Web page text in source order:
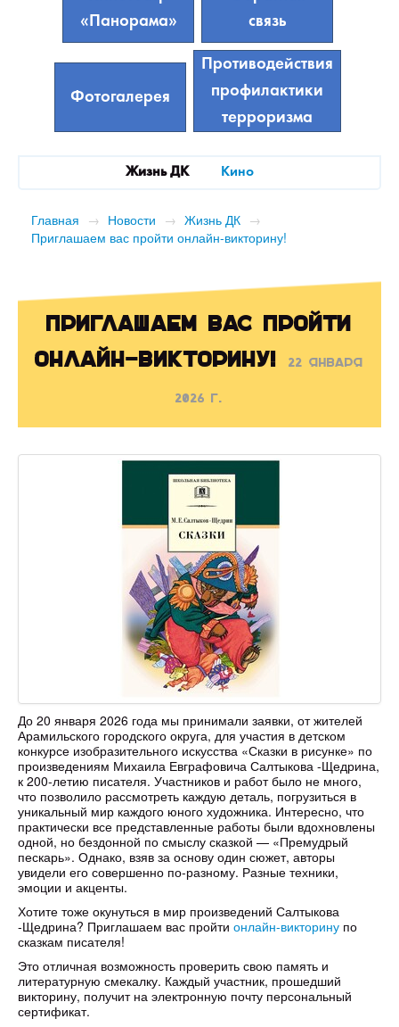
«Панорама»
связь
Фотогалерея
Противодействия
профилактики
терроризма
Жизнь ДК Кино
Главная → Новости → Жизнь ДК →
Приглашаем вас пройти онлайн-викторину!
Приглашаем вас пройти
онлайн-викторину!
22 января
2026 г.
До 20 января 2026 года мы принимали заявки, от жителей
Арамильского городского округа, для участия в детском
конкурсе изобразительного искусства «Сказки в рисунке» по
произведениям Михаила Евграфовича Салтыкова -Щедрина,
к 200-летию писателя. Участников и работ было не много,
что позволило рассмотреть каждую деталь, погрузиться в
уникальный мир каждого юного художника. Интересно, что
практически все представленные работы были вдохновлены
одной, но бездонной по смыслу сказкой — «Премудрый
пескарь». Однако, взяв за основу один сюжет, авторы
увидели его совершенно по-разному. Разные техники,
эмоции и акценты.
Хотите тоже окунуться в мир произведений Салтыкова
-Щедрина? Приглашаем вас пройти онлайн-викторину по
сказкам писателя!
Это отличная возможность проверить свою память и
литературную смекалку. Каждый участник, прошедший
викторину, получит на электронную почту персональный
сертификат.